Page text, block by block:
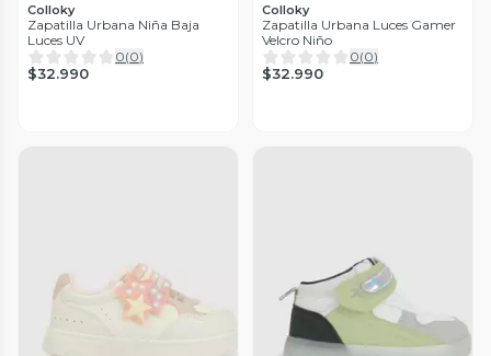
Colloky
Zapatilla Urbana Niña Baja
Luces UV
0(0)
$32.990
Colloky
Zapatilla Urbana Luces Gamer
Velcro Niño
0(0)
$32.990